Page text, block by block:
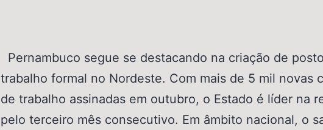
Pernambuco segue se destacando na criação de
trabalho formal no Nordeste. Com mais de 5 mil novas
de trabalho assinadas em outubro, o Estado é líder na
pelo terceiro mês consecutivo. Em âmbito nacional, o